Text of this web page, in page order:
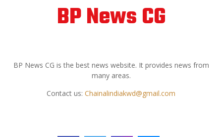
BP News CG
BP News CG is the best news website. It provides news from
many areas.
Contact us: Chainalindiakwd@gmail.com